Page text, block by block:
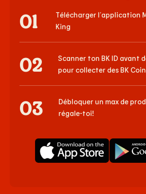
01
Télécharger l’application
King
02
Scanner ton BK ID avant
pour collecter des BK
03
Débloquer un max de
régale-toi!